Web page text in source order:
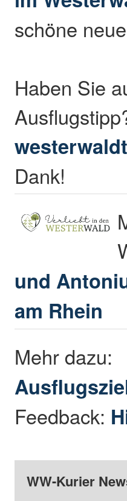
schöne
Haben Sie
Dank!
und
am Rhein
Mehr dazu:
Feedback:
WW-Kurier